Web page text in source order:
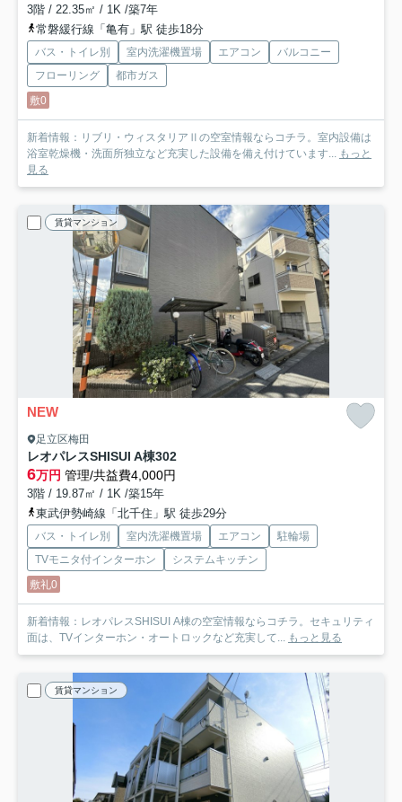
3階 / 22.35㎡ / 1K /築7年
常磐緩行線「亀有」駅 徒歩18分
バス・トイレ別 室内洗濯機置場 エアコン
バルコニー
フローリング
都市ガス
敷0
新着情報：リブリ・ウィスタリアⅡの空室情報ならコチラ。室内設備は
浴室乾燥機・洗面所独立など充実した設備を備え付けています...
もっと
見る
賃貸マンション
NEW
足立区梅田
レオパレスSHISUI A棟302
6万円 管理/共益費4,000円
3階 / 19.87㎡ / 1K /築15年
東武伊勢崎線「北千住」駅 徒歩29分
バス・トイレ別 室内洗濯機置場 エアコン
駐輪場
TVモニタ付インターホン
システムキッチン
敷礼0
新着情報：レオパレスSHISUI A棟の空室情報ならコチラ。セキュリティ
面は、TVインターホン・オートロックなど充実して...
もっと見る
賃貸マンション